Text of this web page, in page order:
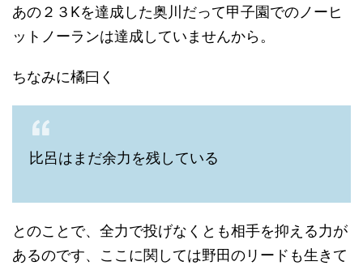
あの２３Kを達成した奥川だって甲子園でのノーヒ
ットノーランは達成していませんから。
ちなみに橘曰く
比呂はまだ余力を残している
とのことで、全力で投げなくとも相手を抑える力が
あるのです、ここに関しては野田のリードも生きて